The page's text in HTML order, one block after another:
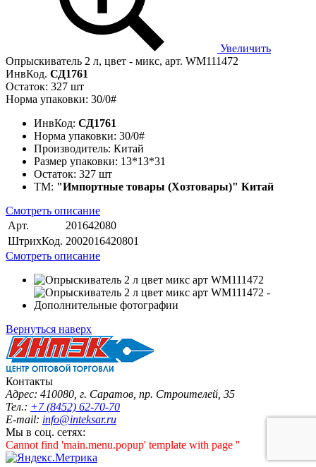
Увеличить
Опрыскиватель 2 л, цвет - микс, арт. WM111472
ИнвКод. СД1761
Остаток: 327 шт
Норма упаковки: 30/0#
ИнвКод: СД1761
Норма упаковки: 30/0#
Производитель: Китай
Размер упаковки: 13*13*31
Остаток: 327 шт
ТМ: "Импортные товары (Хозтовары)" Китай
Смотреть описание
Арт.
201642080
ШтрихКод. 2002016420801
Смотреть описание
Вернуться наверх
Контакты
Адрес: 410080, г. Саратов, пр. Строителей, 35
Тел.: +7 (8452) 62-70-70
E-mail: info@inteksar.ru
Мы в соц. сетях:
Cannot find 'main.menu.popup' template with page ''